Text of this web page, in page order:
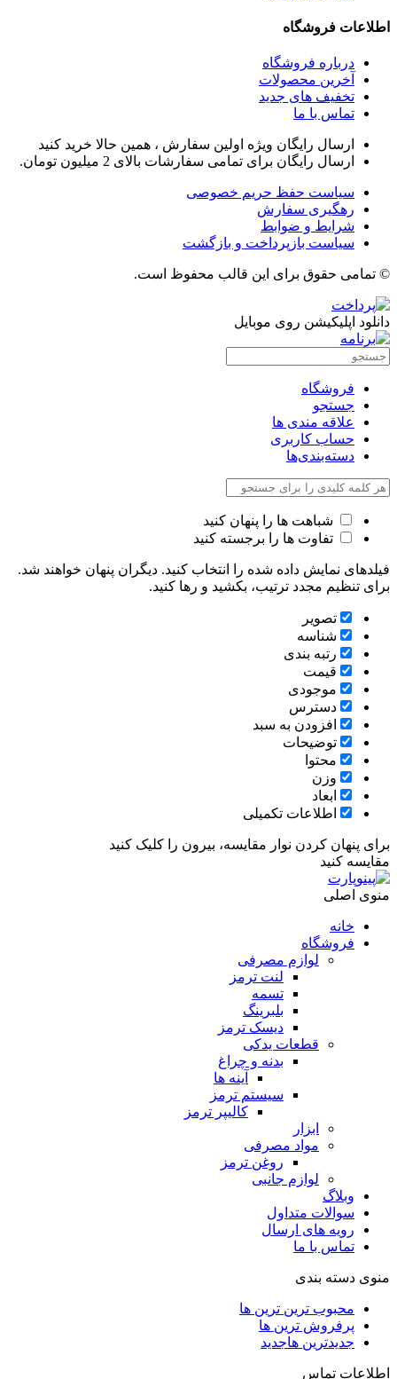
اطلاعات فروشگاه
درباره فروشگاه
آخرین محصولات
تخفیف های جدید
تماس با ما
ارسال رایگان ویژه اولین سفارش ، همین حالا خرید کنید
ارسال رایگان برای تمامی سفارشات بالای 2 میلیون تومان.
سیاست حفظ حریم خصوصی
رهگیری سفارش
شرایط و ضوابط
سیاست بازپرداخت و بازگشت
© تمامی حقوق برای این قالب محفوظ است.
دانلود اپلیکیشن روی موبایل
فروشگاه
جستجو
علاقه مندی ها
حساب کاربری
دسته‌بندی‌ها
شباهت ها را پنهان کنید
تفاوت ها را برجسته کنید
فیلدهای نمایش داده شده را انتخاب کنید. دیگران پنهان خواهند شد.
برای تنظیم مجدد ترتیب، بکشید و رها کنید.
تصویر
شناسه
رتبه بندی
قیمت
موجودی
دسترس
افزودن به سبد
توضیحات
محتوا
وزن
ابعاد
اطلاعات تکمیلی
برای پنهان کردن نوار مقایسه، بیرون را کلیک کنید
مقایسه کنید
منوی اصلی
خانه
فروشگاه
لوازم مصرفی
لنت ترمز
تسمه
بلبرینگ
دیسک ترمز
قطعات یدکی
بدنه و چراغ
آینه ها
سیستم ترمز
کالیپر ترمز
ابزار
مواد مصرفی
روغن ترمز
لوازم جانبی
وبلاگ
سوالات متداول
رویه های ارسال
تماس با ما
منوی دسته بندی
محبوب ترین ترین ها
پرفروش ترین ها
جدیدترین هاجدید
اطلاعات تماس